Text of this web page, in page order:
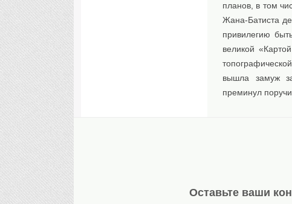
планов, в том
Жана-Батиста
привилегию
великой
вышла замуж
преминул
Оставьте ваши